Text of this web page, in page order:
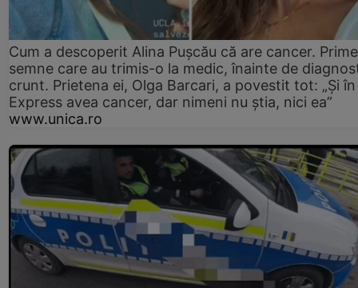
Cum a descoperit Alina Pușcău că are cancer.
semne care au trimis-o la medic, înainte de
crunt. Prietena ei, Olga Barcari, a povestit tot: „Și în
Express avea cancer, dar nimeni nu știa, nici ea”
www.unica.ro